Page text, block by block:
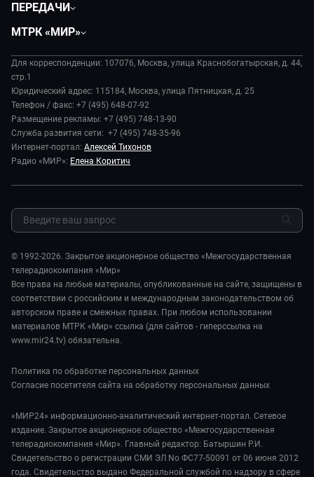
Экономика
Происшествия
В содружестве
В мире
Наука и технологии
Здоровье и медицина
Спорт
Шоу-бизнес
Стиль жизни
Сад и огород
ПЕРЕДАЧИ
Дела судебные
Диктор делает
Игра в кино
Игра в кино. Мультфильмы
Исторический детектив
Миллион за 5 минут
Мировое соглашение
Предварительный диагноз
Пять причин поехать в...
МТРК «МИР»
История
Руководство
Новости компании
Пресса о нас
Карьера
Реклама
Закупки и тендеры
Обратная связь
Для корреспонденции: 107076, Москва, улица Краснобогатырская, д. 44,
стр.1
Юридический адрес: 115184, Москва, улица Пятницкая, д. 25
Телефон / факс: +7 (495) 648-07-92
Размещение рекламы: +7 (495) 748-13-90
Служба развития сети: +7 (495) 748-35-96
Интернет-портал: Алексей Тихонов
Радио «МИР»: Елена Коритич
© 1992-2026. Закрытое акционерное общество «Межгосударственная
телерадиокомпания «Мир»
Все права на любые материалы, опубликованные на сайте, защищены в
соответствии с российским и международным законодательством об
авторском праве и смежных правах. При любом использовании
материалов МТРК «Мир» ссылка (для сайтов - гиперссылка на
www.mir24.tv) обязательна.
Политика по обработке персональных данных
Согласие посетителя сайта на обработку персональных данных
«МИР24» информационно-аналитический интернет-портал. Сетевое
издание. Закрытое акционерное общество «Межгосударственная
телерадиокомпания «Мир». Главный редактор: Батыршин Р.И.
Свидетельство о регистрации СМИ ЭЛ No ФС77-50091 от 06 июня 2012
года. Свидетельство выдано Федеральной службой по надзору в сфере